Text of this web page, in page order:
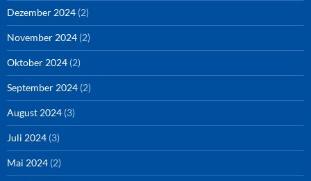
Dezember 2024 (2)
November 2024 (2)
Oktober 2024 (2)
September 2024 (2)
August 2024 (3)
Juli 2024 (3)
Mai 2024 (2)